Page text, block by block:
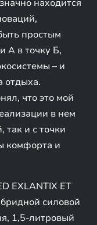
находится
простым
А в точку Б,
– и
отдыха.
что это мой
в нем
так и с точки
комфорта и
EXLANTIX ET
силовой
1,5-литровый